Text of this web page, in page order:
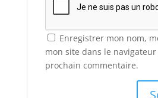
Enregistrer mon nom,
mon site dans le
prochain commentaire.